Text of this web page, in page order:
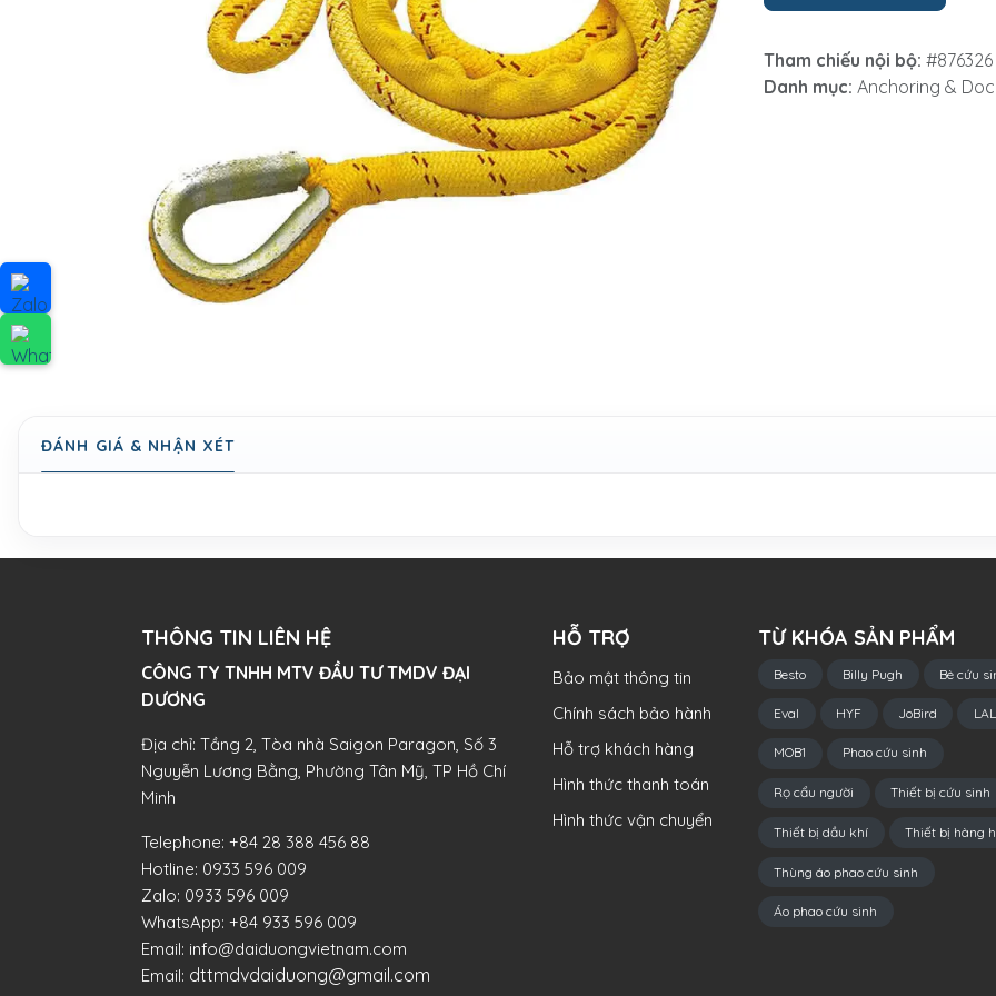
Tham chiếu nội bộ: #876326
Danh mục: Anchoring &
ĐÁNH GIÁ & NHẬN XÉT
THÔNG TIN LIÊN HỆ
CÔNG TY TNHH MTV ĐẦU TƯ TMDV ĐẠI
DƯƠNG​
Địa chỉ: Tầng 2, Tòa nhà Saigon Paragon, Số 3
Nguyễn Lương Bằng, Phường Tân Mỹ, TP Hồ Chí
Minh
Telephone: +84 28 388 456 88
Hotline: 0933 596 009
Zalo: 0933 596 009
WhatsApp: +84 933 596 009
Email: info@daiduongvietnam.com
Email: dttmdvdaiduong@gmail.com
HỖ TRỢ
Bảo mật thông tin
Chính sách bảo hành
Hỗ trợ khách hàng
Hình thức thanh toán
Hình thức vận chuyển
TỪ KHÓA SẢN PHẨM
Besto Billy Pugh Bè cứu
Eval HYF JoBird
MOB1 Phao cứu sinh
Rọ cẩu người Thiết bị cứu sinh
Thiết bị dầu khí Thiết bị hàng
Thùng áo phao cứu sinh
Áo phao cứu sinh